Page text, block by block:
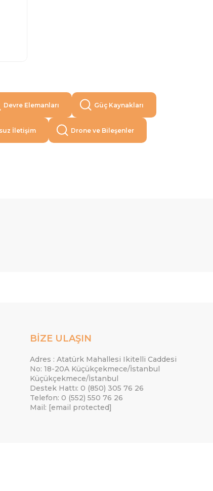
Devre Elemanları Güç Kaynakları
İletişim Drone ve Bileşenler
BİZE ULAŞIN
Adres : Atatürk Mahallesi Ikitelli Caddesi
No: 18-20A Küçükçekmece/İstanbul
Küçükçekmece/İstanbul
Destek Hattı: 0 (850) 305 76 26
Telefon: 0 (552) 550 76 26
Mail: [email protected]